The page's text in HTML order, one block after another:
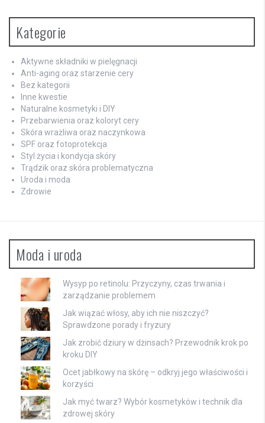
Kategorie
Aktywne składniki w pielęgnacji
Anti-aging oraz starzenie cery
Bez kategorii
Inne kwestie
Naturalne kosmetyki i DIY
Przebarwienia oraz koloryt cery
Skóra wrażliwa oraz naczynkowa
SPF oraz fotoprotekcja
Styl życia i kondycja skóry
Trądzik oraz skóra problematyczna
Uroda i moda
Zdrowie
Moda i uroda
Wysyp po retinolu: Przyczyny, czas trwania i
zarządzanie problemem
Jak wiązać włosy, aby ich nie niszczyć?
Sprawdzone porady i fryzury
Jak zrobić dziury w dżinsach? Przewodnik krok po
kroku DIY
Ocet jabłkowy na skórę – odkryj jego właściwości i
korzyści
Jak myć twarz? Wybór kosmetyków i technik dla
zdrowej skóry